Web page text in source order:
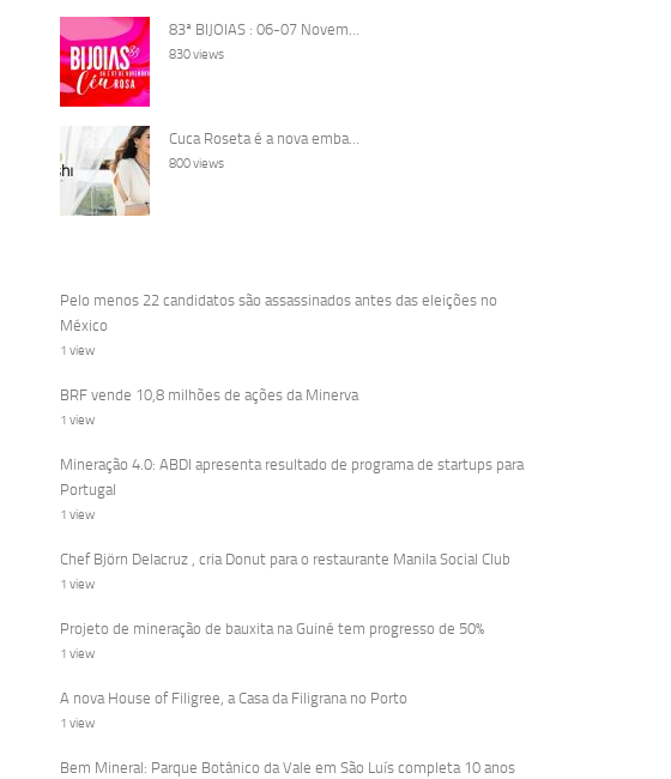
83ª BIJOIAS : 06-07 Novem...
830 views
Cuca Roseta é a nova emba...
800 views
Pelo menos 22 candidatos são assassinados antes das eleições no
México
1 view
BRF vende 10,8 milhões de ações da Minerva
1 view
Mineração 4.0: ABDI apresenta resultado de programa de startups para
Portugal
1 view
Chef Björn Delacruz , cria Donut para o restaurante Manila Social Club
1 view
Projeto de mineração de bauxita na Guiné tem progresso de 50%
1 view
A nova House of Filigree, a Casa da Filigrana no Porto
1 view
Bem Mineral: Parque Botânico da Vale em São Luís completa 10 anos